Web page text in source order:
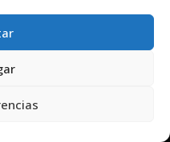
COOKIES